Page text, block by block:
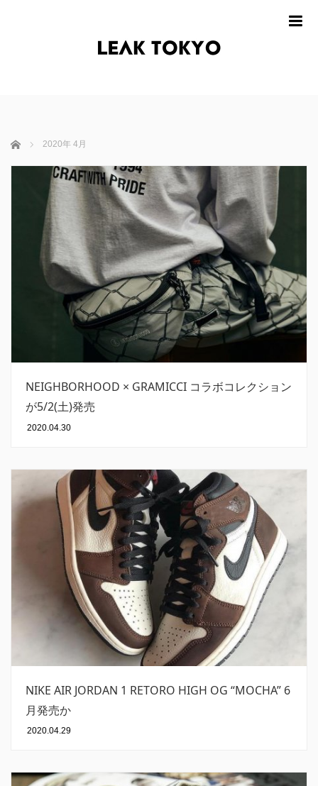
ホーム 2020年 4月
NEIGHBORHOOD × GRAMICCI コラボコレクション
が5/2(土)発売
2020.04.30
NIKE AIR JORDAN 1 RETORO HIGH OG “MOCHA” 6
月発売か
2020.04.29